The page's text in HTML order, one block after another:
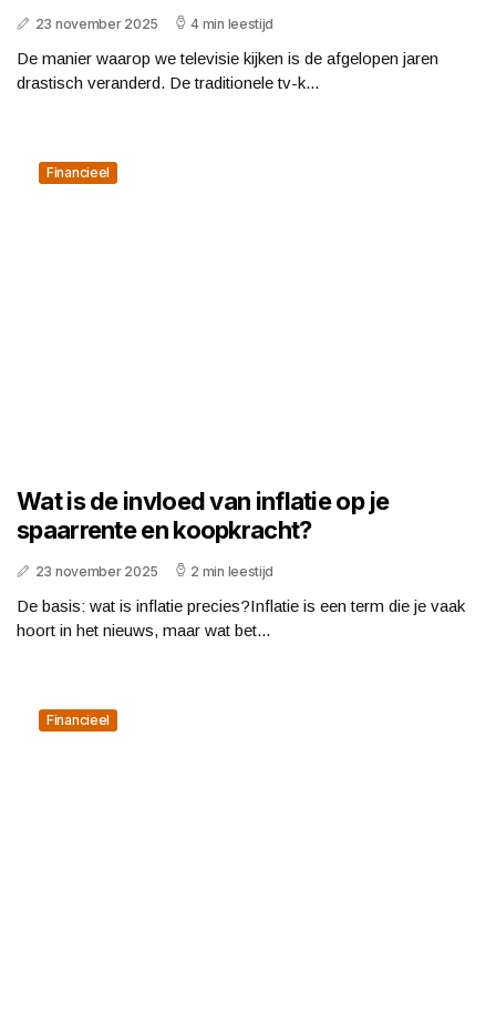
23 november 2025 4 min leestijd
De manier waarop we televisie kijken is de afgelopen jaren
drastisch veranderd. De traditionele tv-k...
Financieel
Wat is de invloed van inflatie op je
spaarrente en koopkracht?
23 november 2025 2 min leestijd
De basis: wat is inflatie precies?Inflatie is een term die je vaak
hoort in het nieuws, maar wat bet...
Financieel